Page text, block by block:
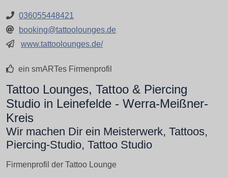
036055448421
booking@tattoolounges.de
www.tattoolounges.de/
ein smARTes Firmenprofil
Tattoo Lounges, Tattoo & Piercing
Studio in Leinefelde - Werra-Meißner-
Kreis
Wir machen Dir ein Meisterwerk, Tattoos,
Piercing-Studio, Tattoo Studio
Firmenprofil der Tattoo Lounge